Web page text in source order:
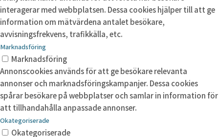
interagerar med webbplatsen. Dessa cookies hjälper till att ge
information om mätvärdena antalet besökare,
avvisningsfrekvens, trafikkälla, etc.
Marknadsföring
Marknadsföring
Annonscookies används för att ge besökare relevanta
annonser och marknadsföringskampanjer. Dessa cookies
spårar besökare på webbplatser och samlar in information för
att tillhandahålla anpassade annonser.
Okategoriserade
Okategoriserade